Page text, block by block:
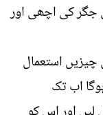
جگر کی اچھی اور
استعمال
اب تک